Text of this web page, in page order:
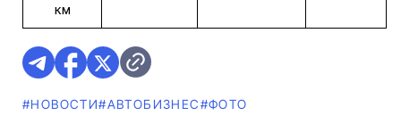
км
#НОВОСТИ#AВТОБИЗНЕС#ФОТО